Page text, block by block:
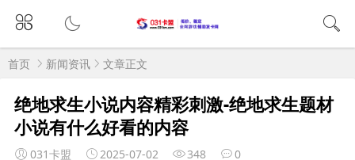
首页 新闻资讯 文章正文
绝地求生小说内容精彩刺激-绝地求生题材
小说有什么好看的内容
031卡盟 2025-07-02 348 0